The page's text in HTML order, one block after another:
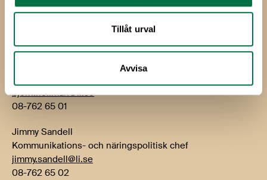
Tillåt urval
Avvisa
Telefon: 08-762 65 00
bjorn.hellman@li.se
08-762 65 01
Jimmy Sandell
Kommunikations- och näringspolitisk chef
jimmy.sandell@li.se
08-762 65 02